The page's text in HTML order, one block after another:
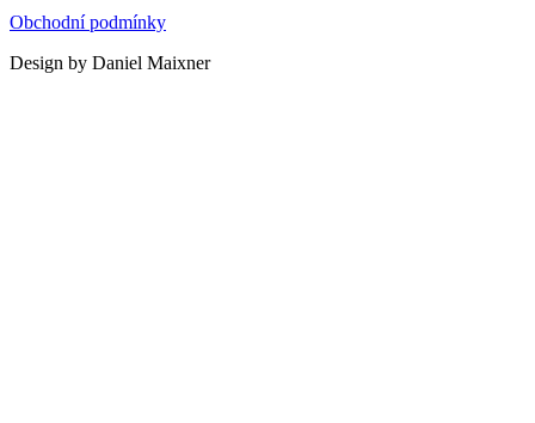
Obchodní podmínky
Design by Daniel Maixner